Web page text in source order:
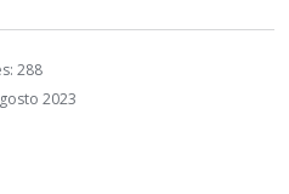
288
2023